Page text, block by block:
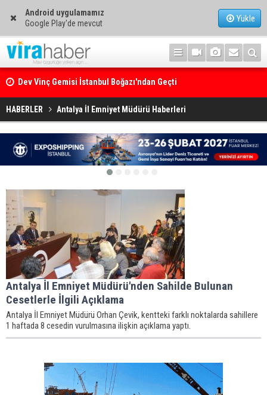
Android uygulamamız
Google Play'de mevcut
Yükle
Dev Vinç Gemisi İstanbul Boğazı'ndan Geçti
Ege Denizi’nin En Büyük Mercan Ormanı
HABERLER Antalya İl Emniyet Müdürü Haberleri
Antalya İl Emniyet Müdürü'nden Sahilde Bulunan
Cesetlerle İlgili Açıklama
Antalya İl Emniyet Müdürü Orhan Çevik, kentteki farklı noktalarda sahillere
1 haftada 8 cesedin vurulmasına ilişkin açıklama yaptı.